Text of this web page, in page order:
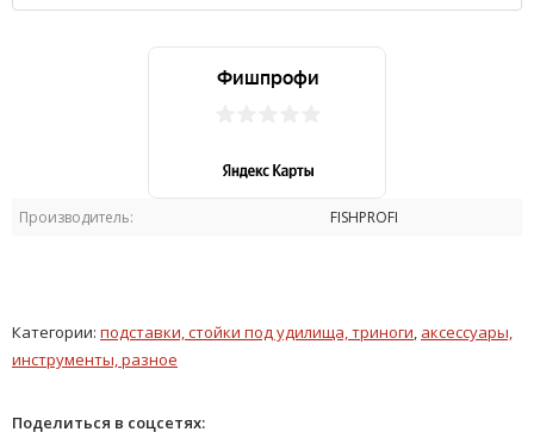
Производитель: FISHPROFI
Категории: подставки, стойки под удилища, триноги, аксессуары,
инструменты, разное
Поделиться в соцсетях: